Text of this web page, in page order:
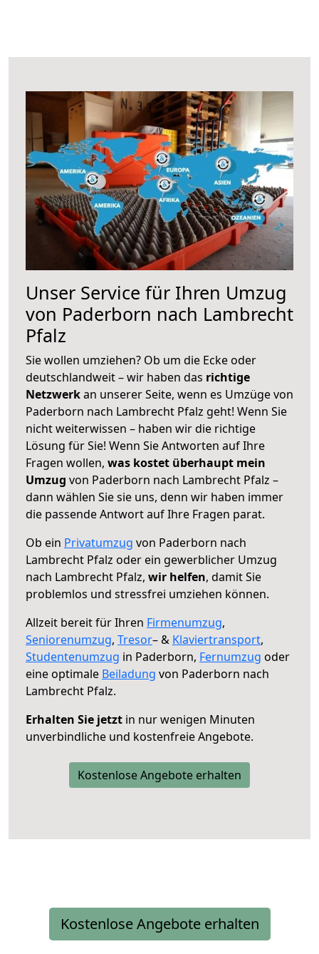
Unser Service für Ihren Umzug
von Paderborn nach Lambrecht
Pfalz
Sie wollen umziehen? Ob um die Ecke oder
deutschlandweit – wir haben das richtige
Netzwerkan unserer Seite, wenn es Umzüge von
Paderborn nach Lambrecht Pfalz geht! Wenn Sie
nicht weiterwissen – haben wir die richtige
Lösung für Sie! Wenn Sie Antworten auf Ihre
Fragen wollen, was kostet überhaupt mein
Umzug von Paderborn nach Lambrecht Pfalz –
dann wählen Sie sie uns, denn wir haben immer
die passende Antwort auf Ihre Fragen parat.
Ob ein Privatumzug von Paderborn nach
Lambrecht Pfalz oder ein gewerblicher Umzug
nach Lambrecht Pfalz, wir helfen, damit Sie
problemlos und stressfrei umziehen können.
Allzeit bereit für Ihren Firmenumzug,
Seniorenumzug, Tresor– & Klaviertransport,
Studentenumzug in Paderborn, Fernumzug oder
eine optimale Beiladung von Paderborn nach
Lambrecht Pfalz.
Erhalten Sie jetzt in nur wenigen Minuten
unverbindliche und kostenfreie Angebote.
Kostenlose Angebote erhalten
Kostenlose Angebote erhalten